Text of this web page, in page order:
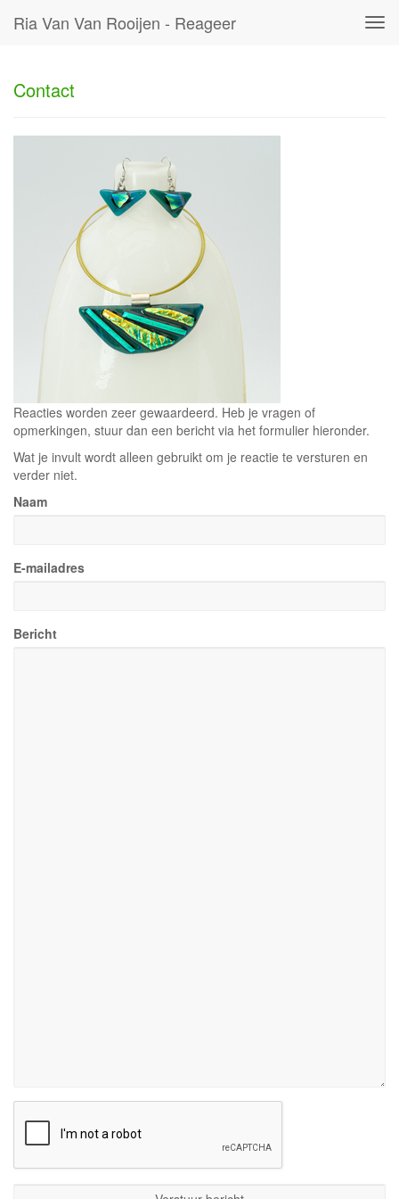
Ria Van Van Rooijen - Reageer
Contact
Reacties worden zeer gewaardeerd. Heb je vragen of
opmerkingen, stuur dan een bericht via het formulier hieronder.
Wat je invult wordt alleen gebruikt om je reactie te versturen en
verder niet.
Naam
E-mailadres
Bericht